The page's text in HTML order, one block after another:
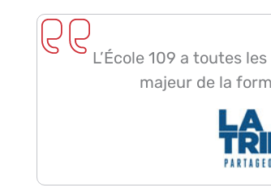
L’École 109 a toutes
majeur de la